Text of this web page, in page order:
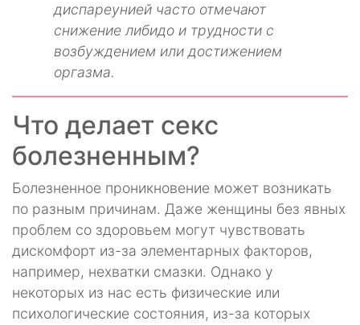
диспареунией часто отмечают
снижение либидо и трудности с
возбуждением или достижением
оргазма.
Что делает секс
болезненным?
Болезненное проникновение может возникать
по разным причинам. Даже женщины без явных
проблем со здоровьем могут чувствовать
дискомфорт из-за элементарных факторов,
например, нехватки смазки. Однако у
некоторых из нас есть физические или
психологические состояния, из-за которых